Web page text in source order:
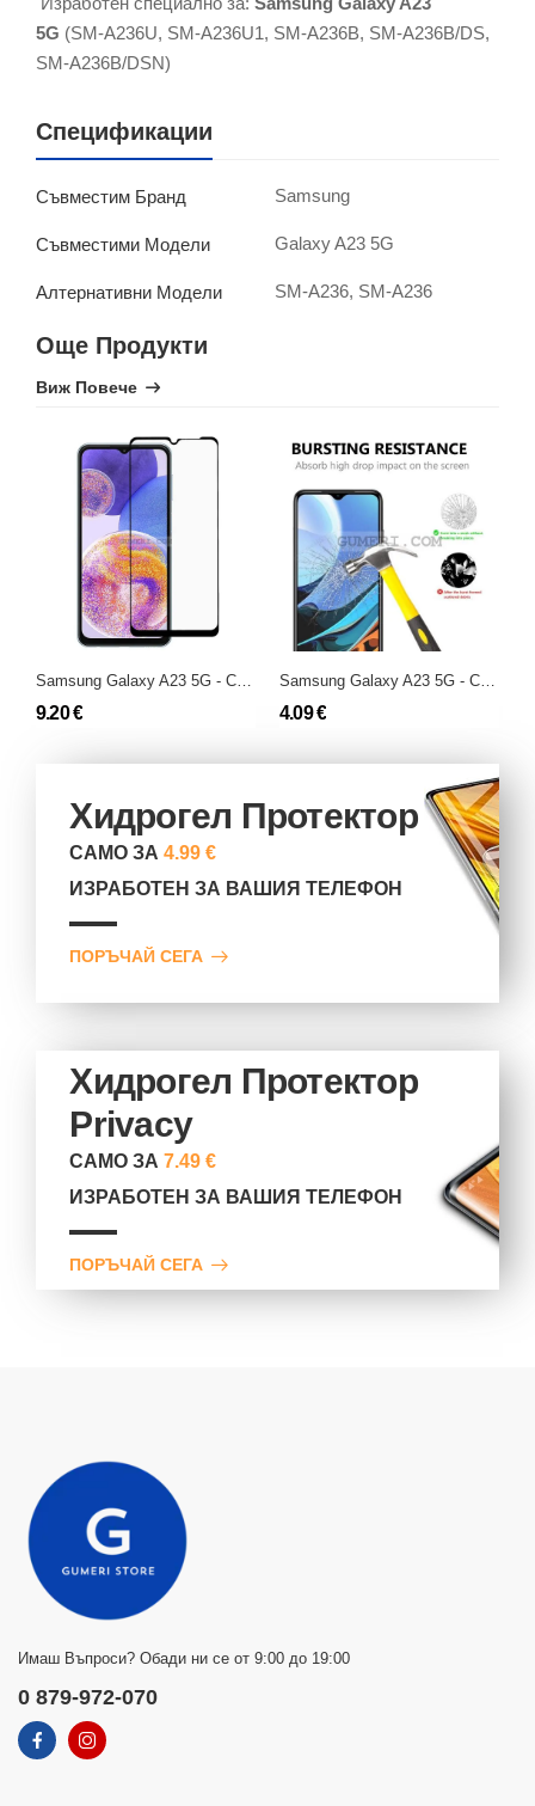
5G (SM-A236U, SM-A236U1, SM-A236B, SM-A236B/DS,
SM-A236B/DSN)
Спецификации
Съвместим Бранд Samsung
Съвместими Модели Galaxy A23 5G
Алтернативни Модели SM-A236, SM-A236
Още Продукти
Виж Повече
Samsung Galaxy A23 5G - Стъклен Протектор за Целия Екран - Full Glue
9.20 €
Samsung Galaxy A23 5G - Стъклен протектор за Екран
4.09 €
Хидрогел Протектор
САМО ЗА4.99 €
ИЗРАБОТЕН ЗА ВАШИЯ ТЕЛЕФОН
ПОРЪЧАЙ СЕГА
Хидрогел Протектор
Privacy
САМО ЗА7.49 €
ИЗРАБОТЕН ЗА ВАШИЯ ТЕЛЕФОН
ПОРЪЧАЙ СЕГА
Имаш Въпроси? Обади ни се от 9:00 до 19:00
0 879-972-070